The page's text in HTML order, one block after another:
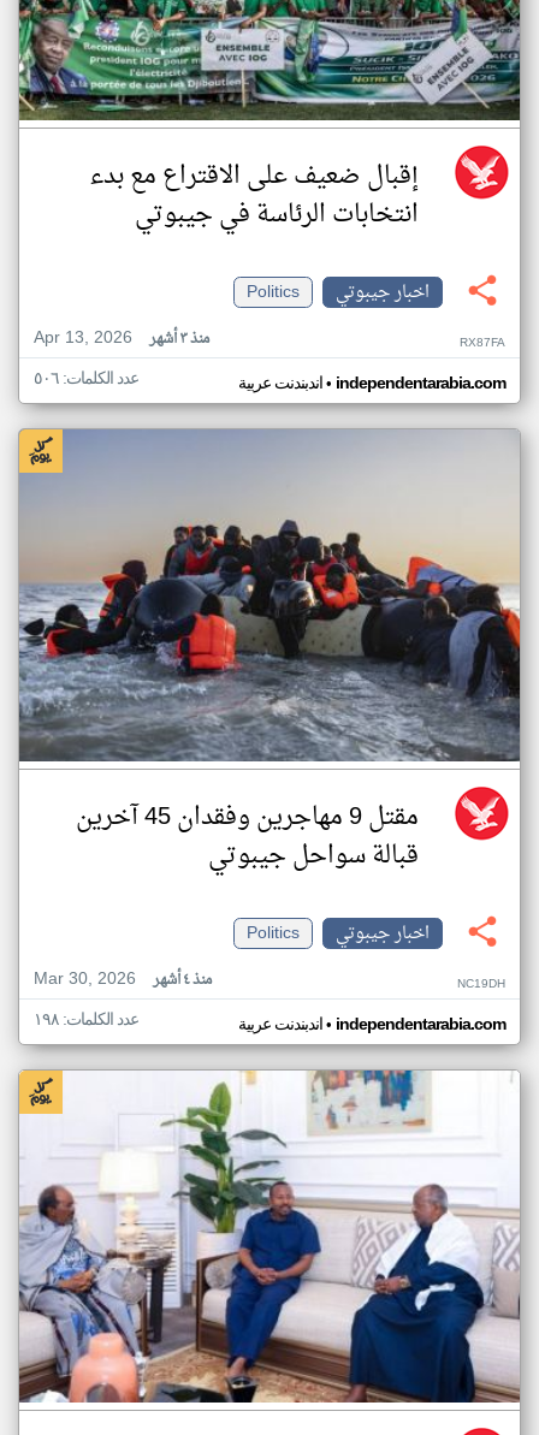
إقبال ضعيف على الاقتراع مع بدء
انتخابات الرئاسة في جيبوتي
اخبار جيبوتي
Politics
Apr 13, 2026
منذ ٣ أشهر RX87FA
اندبندنت عربية• independentarabia.com عدد الكلمات: ٥٠٦
مقتل 9 مهاجرين وفقدان 45 آخرين
قبالة سواحل جيبوتي
اخبار جيبوتي
Politics
Mar 30, 2026
منذ ٤ أشهر NC19DH
اندبندنت عربية• independentarabia.com عدد الكلمات: ١٩٨